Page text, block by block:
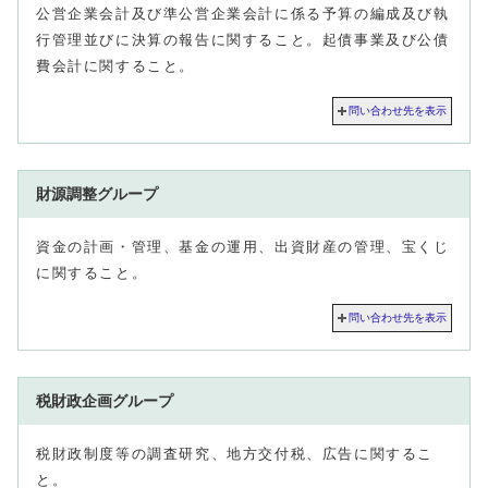
公営企業会計及び準公営企業会計に係る予算の編成及び執
行管理並びに決算の報告に関すること。起債事業及び公債
費会計に関すること。
問い合わせ先を表示
財源調整グループ
資金の計画・管理、基金の運用、出資財産の管理、宝くじ
に関すること。
問い合わせ先を表示
税財政企画グループ
税財政制度等の調査研究、地方交付税、広告に関するこ
と。